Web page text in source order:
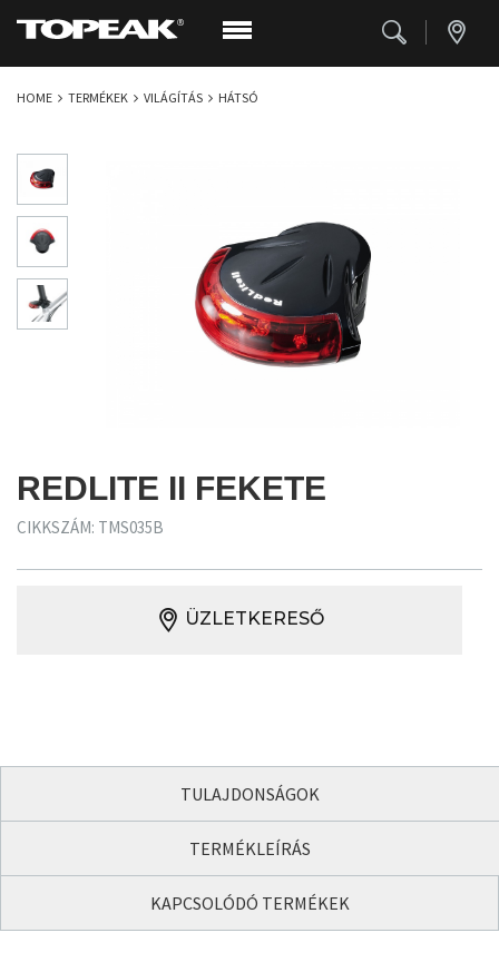
HOME TERMÉKEK VILÁGÍTÁS HÁTSÓ
REDLITE II FEKETE
CIKKSZÁM: TMS035B
ÜZLETKERESŐ
TULAJDONSÁGOK
TERMÉKLEÍRÁS
KAPCSOLÓDÓ TERMÉKEK